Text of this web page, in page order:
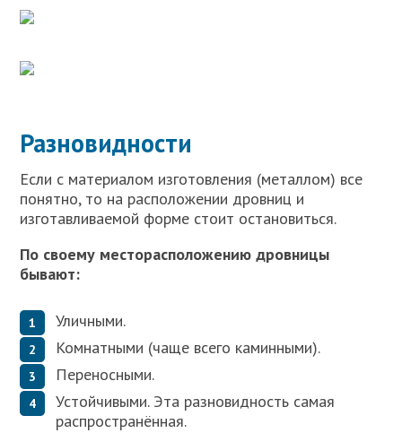
Разновидности
Если с материалом изготовления (металлом) все
понятно, то на расположении дровниц и
изготавливаемой форме стоит остановиться.
По своему месторасположению дровницы
бывают:
Уличными.
Комнатными (чаще всего каминными).
Переносными.
Устойчивыми. Эта разновидность самая
распространённая.